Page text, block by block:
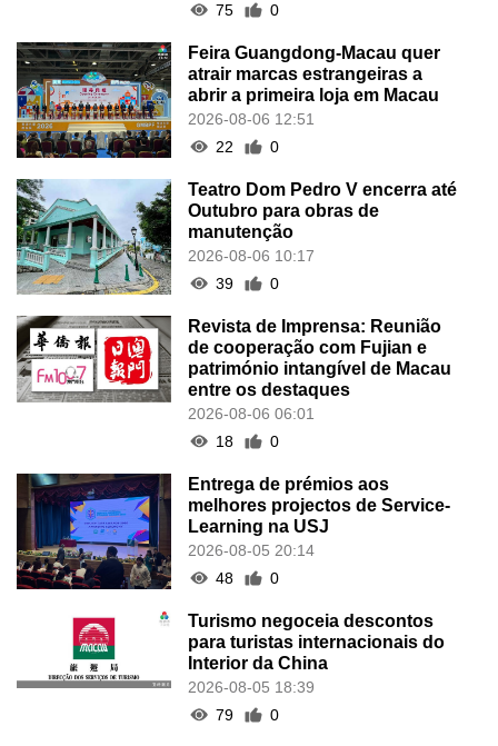
75
0
Feira Guangdong-Macau quer
atrair marcas estrangeiras a
abrir a primeira loja em Macau
2026-08-06 12:51
22
0
Teatro Dom Pedro V encerra até
Outubro para obras de
manutenção
2026-08-06 10:17
39
0
Revista de Imprensa: Reunião
de cooperação com Fujian e
património intangível de Macau
entre os destaques
2026-08-06 06:01
18
0
Entrega de prémios aos
melhores projectos de Service-
Learning na USJ
2026-08-05 20:14
48
0
Turismo negoceia descontos
para turistas internacionais do
Interior da China
2026-08-05 18:39
79
0